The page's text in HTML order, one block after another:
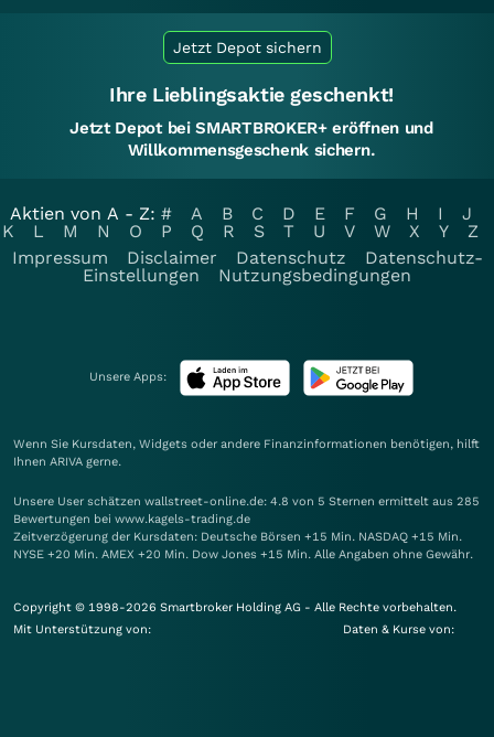
Jetzt Depot sichern
Ihre Lieblingsaktie geschenkt!
Jetzt Depot bei SMARTBROKER+ eröffnen und
Willkommensgeschenk sichern.
Aktien von A - Z: # A B C D E F G H I
J
K
L M N O P Q R S T U V W X Y
Z
Impressum
Disclaimer Datenschutz
Datenschutz-
Einstellungen
Nutzungsbedingungen
Unsere Apps:
Wenn Sie Kursdaten, Widgets oder andere Finanzinformationen benötigen, hilft
Ihnen ARIVA gerne.
Unsere User schätzen wallstreet-online.de: 4.8 von 5 Sternen ermittelt aus 285
Bewertungen bei www.kagels-trading.de
Zeitverzögerung der Kursdaten: Deutsche Börsen +15 Min. NASDAQ +15 Min.
NYSE +20 Min. AMEX +20 Min. Dow Jones +15 Min. Alle Angaben ohne Gewähr.
Copyright © 1998-2026 Smartbroker Holding AG - Alle Rechte vorbehalten.
Mit Unterstützung von:
Daten & Kurse von: